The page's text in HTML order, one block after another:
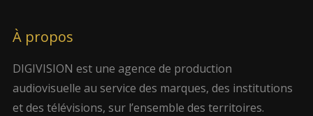
À propos
DIGIVISION est une agence de production
audiovisuelle au service des marques, des institutions
et des télévisions, sur l’ensemble des territoires.